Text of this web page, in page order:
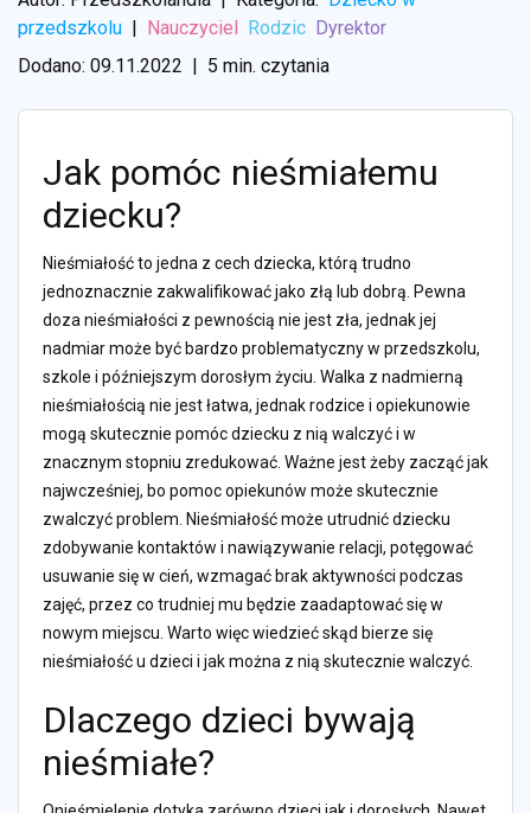
przedszkolu | Nauczyciel Rodzic Dyrektor
Dodano: 09.11.2022 | 5 min. czytania
Jak pomóc nieśmiałemu
dziecku?
Nieśmiałość to jedna z cech dziecka, którą trudno
jednoznacznie zakwalifikować jako złą lub dobrą. Pewna
doza nieśmiałości z pewnością nie jest zła, jednak jej
nadmiar może być bardzo problematyczny w przedszkolu,
szkole i późniejszym dorosłym życiu. Walka z nadmierną
nieśmiałością nie jest łatwa, jednak rodzice i opiekunowie
mogą skutecznie pomóc dziecku z nią walczyć i w
znacznym stopniu zredukować. Ważne jest żeby zacząć jak
najwcześniej, bo pomoc opiekunów może skutecznie
zwalczyć problem. Nieśmiałość może utrudnić dziecku
zdobywanie kontaktów i nawiązywanie relacji, potęgować
usuwanie się w cień, wzmagać brak aktywności podczas
zajęć, przez co trudniej mu będzie zaadaptować się w
nowym miejscu. Warto więc wiedzieć skąd bierze się
nieśmiałość u dzieci i jak można z nią skutecznie walczyć.
Dlaczego dzieci bywają
nieśmiałe?